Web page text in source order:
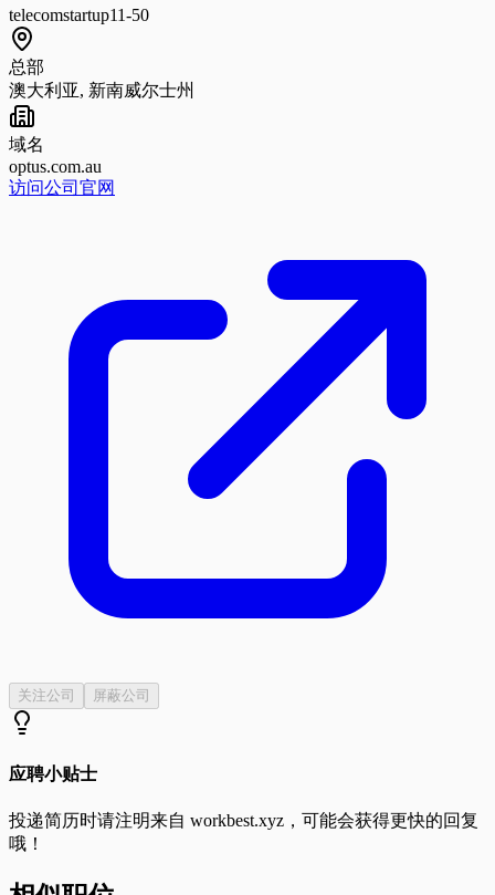
telecomstartup11-50
总部
澳大利亚, 新南威尔士州
域名
optus.com.au
访问公司官网
关注公司 屏蔽公司
应聘小贴士
投递简历时请注明来自 workbest.xyz ，可能会获得更快的回复
哦！